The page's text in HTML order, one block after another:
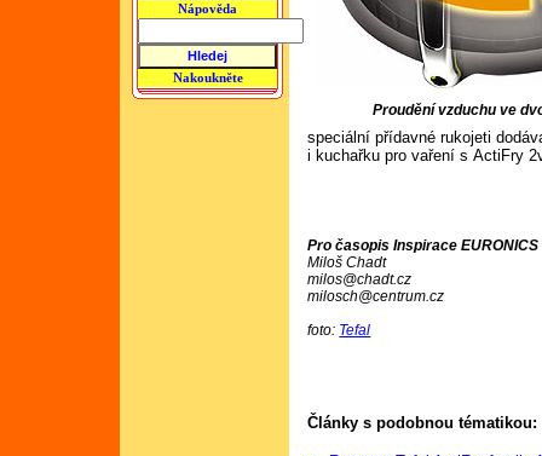
Nápověda
Nakoukněte
Proudění vzduchu ve
speciální přídavné rukojeti
i kuchařku pro vaření s ActiFry
Pro časopis Inspirace EURONICS
Miloš Chadt
milos@chadt.cz
milosch@centrum.cz
foto: Tefal
Články s podobnou tématikou: